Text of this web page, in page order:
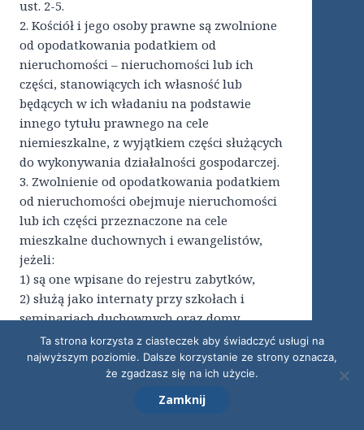
ust. 2-5.
2. Kościół i jego osoby prawne są zwolnione
od opodatkowania podatkiem od
nieruchomości – nieruchomości lub ich
części, stanowiących ich własność lub
będących w ich władaniu na podstawie
innego tytułu prawnego na cele
niemieszkalne, z wyjątkiem części służących
do wykonywania działalności gospodarczej.
3. Zwolnienie od opodatkowania podatkiem
od nieruchomości obejmuje nieruchomości
lub ich części przeznaczone na cele
mieszkalne duchownych i ewangelistów,
jeżeli:
1) są one wpisane do rejestru zabytków,
2) służą jako internaty przy szkołach i
seminariach duchownych oraz domy
duchownych-emerytów i wdów po nich oraz
ewangelistów, znajdujące się w domach
3) znajdują się w budynkach zarządów
Ta strona korzysta z ciasteczek aby świadczyć usługi na
najwyższym poziomie. Dalsze korzystanie ze strony oznacza,
że zgadzasz się na ich użycie.
Zamknij